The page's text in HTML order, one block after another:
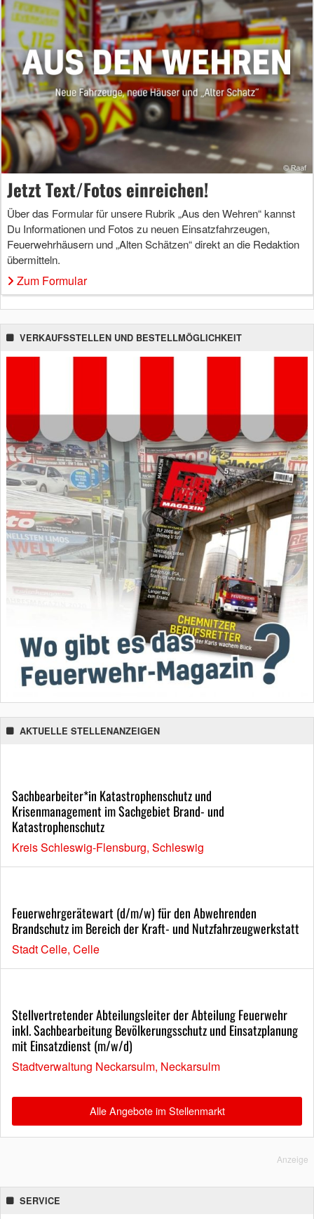
Jetzt Text/Fotos einreichen!
Über das Formular für unsere Rubrik „Aus den Wehren“ kannst
Du Informationen und Fotos zu neuen Einsatzfahrzeugen,
Feuerwehrhäusern und „Alten Schätzen“ direkt an die Redaktion
übermitteln.
Zum Formular
VERKAUFSSTELLEN UND BESTELLMÖGLICHKEIT
AKTUELLE STELLENANZEIGEN
Sachbearbeiter*in Katastrophenschutz und
Krisenmanagement im Sachgebiet Brand- und
Katastrophenschutz
Kreis Schleswig-Flensburg, Schleswig
Feuerwehrgerätewart (d/m/w) für den Abwehrenden
Brandschutz im Bereich der Kraft- und Nutzfahrzeugwerkstatt
Stadt Celle, Celle
Stellvertretender Abteilungsleiter der Abteilung Feuerwehr
inkl. Sachbearbeitung Bevölkerungsschutz und Einsatzplanung
mit Einsatzdienst (m/w/d)
Stadtverwaltung Neckarsulm, Neckarsulm
Alle Angebote im Stellenmarkt
Anzeige
SERVICE